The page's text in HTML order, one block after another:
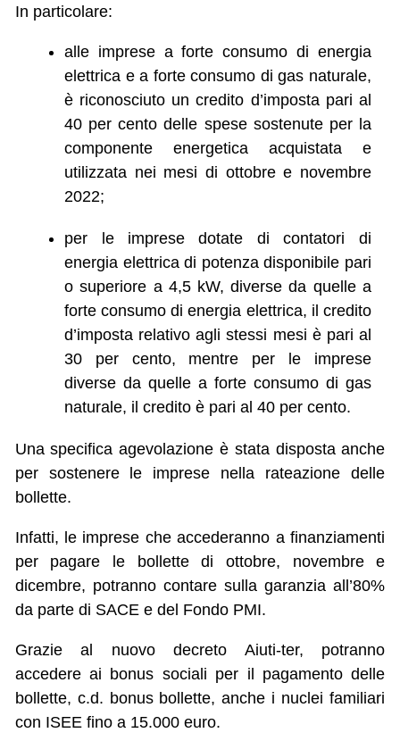
In particolare:
alle imprese a forte consumo di energia
elettrica e a forte consumo di gas naturale,
è riconosciuto un credito d’imposta pari al
40 per cento delle spese sostenute per la
componente energetica acquistata e
utilizzata nei mesi di ottobre e novembre
2022;
per le imprese dotate di contatori di
energia elettrica di potenza disponibile pari
o superiore a 4,5 kW, diverse da quelle a
forte consumo di energia elettrica, il credito
d’imposta relativo agli stessi mesi è pari al
30 per cento, mentre per le imprese
diverse da quelle a forte consumo di gas
naturale, il credito è pari al 40 per cento.
Una specifica agevolazione è stata disposta anche
per sostenere le imprese nella rateazione delle
bollette.
Infatti, le imprese che accederanno a finanziamenti
per pagare le bollette di ottobre, novembre e
dicembre, potranno contare sulla garanzia all’80%
da parte di SACE e del Fondo PMI.
Grazie al nuovo decreto Aiuti-ter, potranno
accedere ai bonus sociali per il pagamento delle
bollette, c.d. bonus bollette, anche i nuclei familiari
con ISEE fino a 15.000 euro.